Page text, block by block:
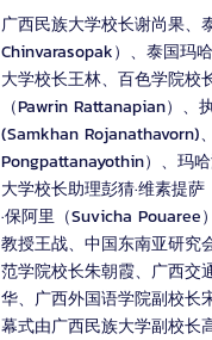
广西民族大学校长谢尚果、
Chinvarasopak）、泰国玛
大学校长王林、百色学院校
（Pawrin Rattanapian）
(Samkhan Rojanathavorn)
Pongpattanayothin）、玛
大学校长助理彭猜·维素提
·保阿里（Suvicha
教授王战、中国东南亚研究
范学院校长朱朝霞、广西交
华、广西外国语学院副校长
幕式由广西民族大学副校长